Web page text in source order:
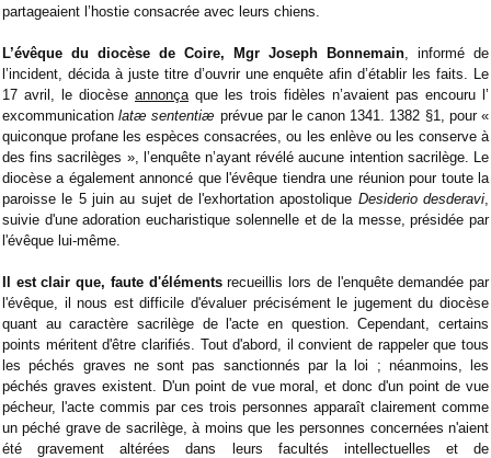
partageaient l’hostie consacrée avec leurs chiens.
L’évêque du diocèse de Coire, Mgr Joseph Bonnemain , informé de
l’incident, décida à juste titre d’ouvrir une enquête afin d’établir les faits. Le
17 avril, le diocèse annonça que les trois fidèles n’avaient pas encouru l’
excommunicationlatæ sententiæ prévue par le canon 1341. 1382 §1, pour «
quiconque profane les espèces consacrées, ou les enlève ou les conserve à
des fins sacrilèges », l’enquête n’ayant révélé aucune intention sacrilège. Le
diocèse a également annoncé que l'évêque tiendra une réunion pour toute la
paroisse le 5 juin au sujet de l'exhortation apostolique Desiderio desderavi
suivie d'une adoration eucharistique solennelle et de la messe, présidée par
l'évêque lui-même.
Il est clair que, faute d'élémentsrecueillis lors de l'enquête demandée par
l'évêque, il nous est difficile d'évaluer précisément le jugement du diocèse
quant au caractère sacrilège de l'acte en question. Cependant, certains
points méritent d'être clarifiés. Tout d'abord, il convient de rappeler que tous
les péchés graves ne sont pas sanctionnés par la loi ; néanmoins, les
péchés graves existent. D'un point de vue moral, et donc d'un point de vue
pécheur, l'acte commis par ces trois personnes apparaît clairement comme
un péché grave de sacrilège, à moins que les personnes concernées n'aient
été gravement altérées dans leurs facultés intellectuelles et de